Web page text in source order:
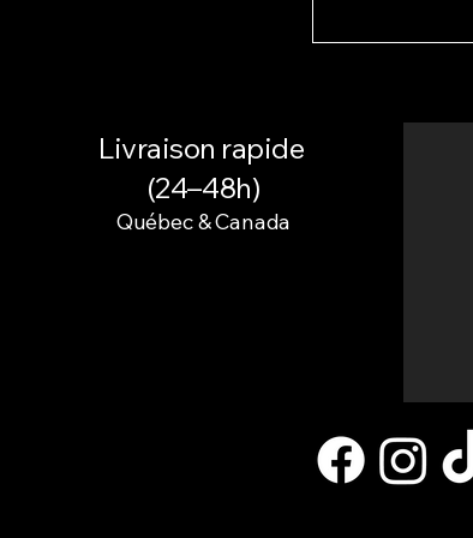
Livraison rapide
(24–48h)
Québec & Canada